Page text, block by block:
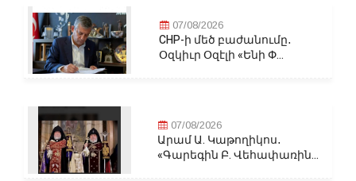
07/08/2026
CHP-ի մեծ բաժանումը․
Օզկիւր Օզէլի «Ենի Փ...
07/08/2026
Արամ Ա. Կաթողիկոս․
«Գարեգին Բ. Վեհափառին...